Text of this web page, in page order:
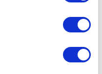
til vores Cookiepolitik,